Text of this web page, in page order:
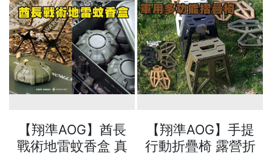
【翔準AOG】酋長
戰術地雷蚊香盒 真
【翔準AOG】手提
行動折疊椅 露營折